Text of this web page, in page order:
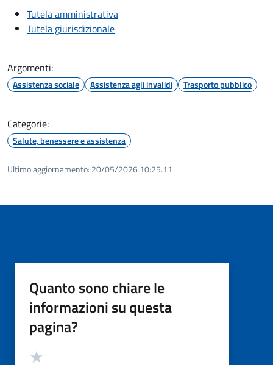
Tutela amministrativa
Tutela giurisdizionale
Argomenti:
Assistenza sociale Assistenza agli invalidi Trasporto pubblico
Categorie:
Salute, benessere e assistenza
Ultimo aggiornamento: 20/05/2026 10:25.11
Quanto sono chiare le
informazioni su questa
pagina?
Valutazione